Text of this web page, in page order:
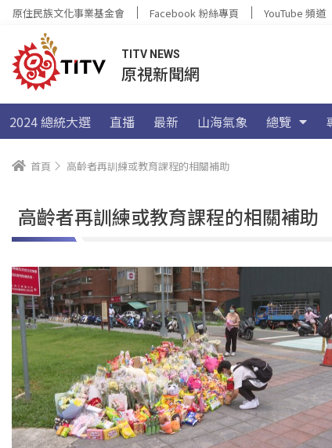
原住民族文化事業基金會 Facebook 粉絲專頁 YouTube 頻道
TITV NEWS
原視新聞網
2024 總統大選 直播 最新 山海氣象 總覽
首頁 高齡者再訓練或教育課程的相關補助
高齡者再訓練或教育課程的相關補助